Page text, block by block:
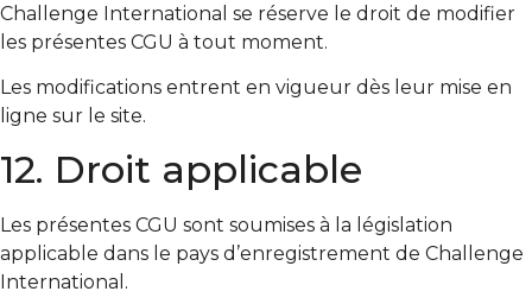
Challenge International se réserve le droit de modifier
les présentes CGU à tout moment.
Les modifications entrent en vigueur dès leur mise en
ligne sur le site.
12. Droit applicable
Les présentes CGU sont soumises à la législation
applicable dans le pays d’enregistrement de Challenge
International.